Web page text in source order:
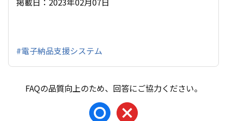
#電子納品支援システム